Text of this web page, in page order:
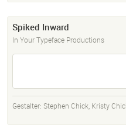
Spiked Inward
In Your Typeface Productions
Gestalter: Stephen Chick, Kristy